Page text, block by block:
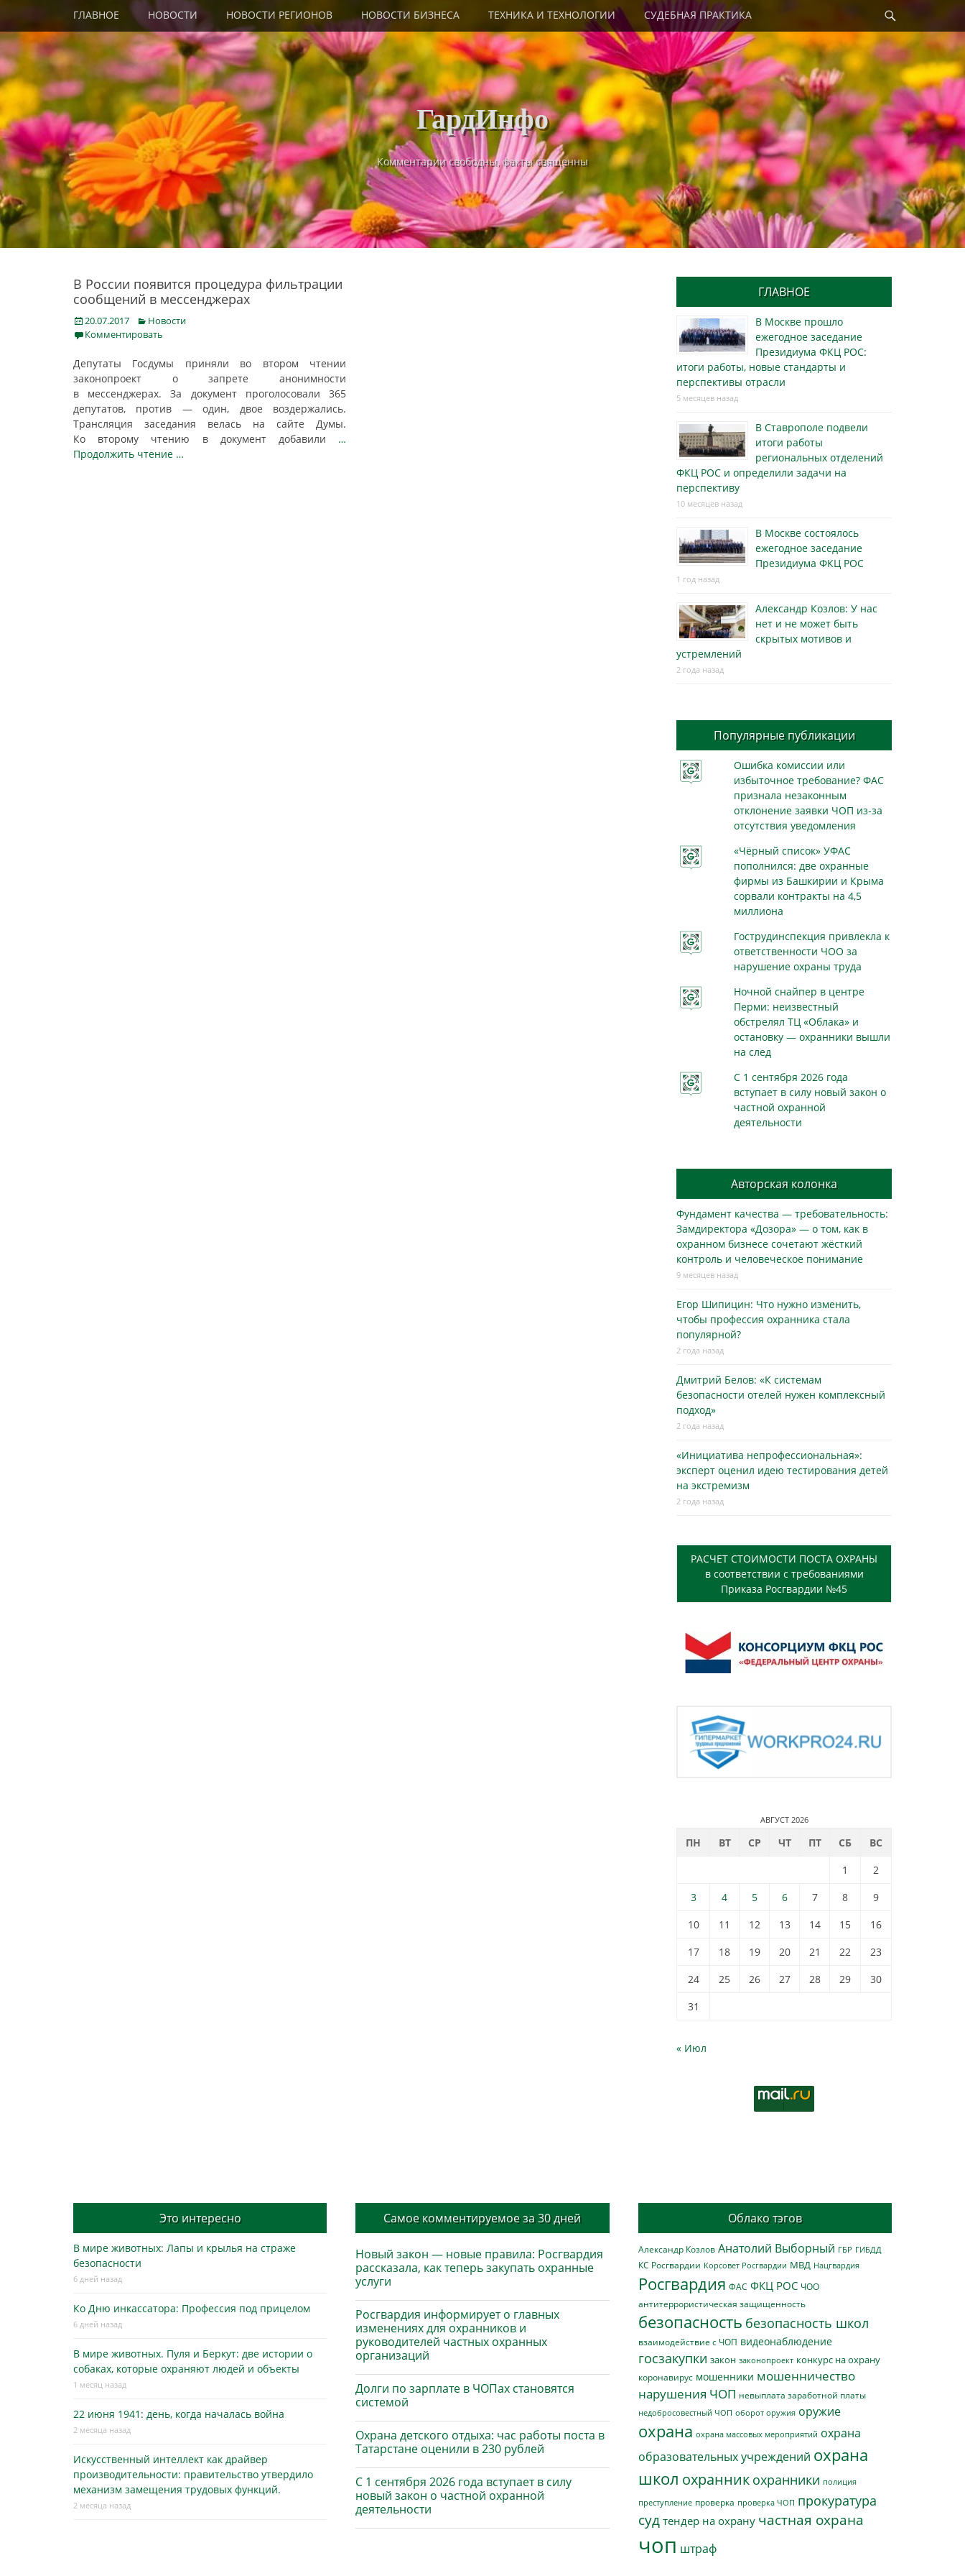
content
Primary Menu
ГЛАВНОЕ НОВОСТИ НОВОСТИ РЕГИОНОВ НОВОСТИ БИЗНЕСА ТЕХНИКА И ТЕХНОЛОГИИ СУДЕБНАЯ ПРАКТИКА
ГардИнфо
Комментарии свободны, факты священны
В России появится процедура фильтрации
сообщений в мессенджерах
Posted
on
20.07.2017 Categories
Новости
Комментировать
Депутаты Госдумы приняли во втором чтении
законопроект о запрете анонимности
в мессенджерах. За документ проголосовали 365
депутатов, против — один, двое воздержались.
Трансляция заседания велась на сайте Думы.
Ко второму чтению в документ добавили …
Продолжить чтение …
ГЛАВНОЕ
В Москве прошло
ежегодное заседание
Президиума ФКЦ РОС:
итоги работы, новые стандарты и
перспективы отрасли
5 месяцев назад
В Ставрополе подвели
итоги работы
региональных отделений
ФКЦ РОС и определили задачи на
перспективу
10 месяцев назад
В Москве состоялось
ежегодное заседание
Президиума ФКЦ РОС
1 год назад
Александр Козлов: У нас
нет и не может быть
скрытых мотивов и
устремлений
2 года назад
Популярные публикации
Ошибка комиссии или
избыточное требование? ФАС
признала незаконным
отклонение заявки ЧОП из-за
отсутствия уведомления
«Чёрный список» УФАС
пополнился: две охранные
фирмы из Башкирии и Крыма
сорвали контракты на 4,5
миллиона
Гострудинспекция привлекла к
ответственности ЧОО за
нарушение охраны труда
Ночной снайпер в центре
Перми: неизвестный
обстрелял ТЦ «Облака» и
остановку — охранники вышли
на след
С 1 сентября 2026 года
вступает в силу новый закон о
частной охранной
деятельности
Авторская колонка
Фундамент качества — требовательность:
Замдиректора «Дозора» — о том, как в
охранном бизнесe сочетают жёсткий
контроль и человеческое понимание
9 месяцев назад
Егор Шипицин: Что нужно изменить,
чтобы профессия охранника стала
популярной?
2 года назад
Дмитрий Белов: «К системам
безопасности отелей нужен комплексный
подход»
2 года назад
«Инициатива непрофессиональная»:
эксперт оценил идею тестирования детей
на экстремизм
2 года назад
РАСЧЕТ СТОИМОСТИ ПОСТА ОХРАНЫ
в соответствии с требованиями
Приказа Росгвардии №45
АВГУСТ 2026
ПН ВТ СР ЧТ ПТ СБ
ВС
1
2
3
4 5 6 7 8
9
10
11 12 13 14 15
16
17
18 19 20 21 22
23
24
25 26 27 28 29
30
31
« Июл
Это интересно
В мире животных: Лапы и крылья на страже
безопасности
6 дней назад
Ко Дню инкассатора: Профессия под прицелом
6 дней назад
В мире животных. Пуля и Беркут: две истории о
собаках, которые охраняют людей и объекты
1 месяц назад
22 июня 1941: день, когда началась война
2 месяца назад
Искусственный интеллект как драйвер
производительности: правительство утвердило
механизм замещения трудовых функций.
2 месяца назад
Самое комментируемое за 30 дней
Новый закон — новые правила: Росгвардия
рассказала, как теперь закупать охранные
услуги
Росгвардия информирует о главных
изменениях для охранников и
руководителей частных охранных
организаций
Долги по зарплате в ЧОПах становятся
системой
Охрана детского отдыха: час работы поста в
Татарстане оценили в 230 рублей
С 1 сентября 2026 года вступает в силу
новый закон о частной охранной
деятельности
Облако тэгов
Александр Козлов Анатолий Выборный ГБР ГИБДД
КС Росгвардии Корсовет Росгвардии МВД Нацгвардия
Росгвардия ФАС ФКЦ РОС ЧОО
антитеррористическая защищенность
безопасность безопасность школ
взаимодействие с ЧОП видеонаблюдение
госзакупки закон законопроект конкурс на охрану
коронавирус мошенники мошенничество
нарушения ЧОП невыплата заработной платы
недобросовестный ЧОП оборот оружия оружие
охрана охрана массовых мероприятий охрана
образовательных учреждений охрана
школ охранник охранники полиция
преступление проверка проверка ЧОП прокуратура
суд тендер на охрану частная охрана
чоп штраф